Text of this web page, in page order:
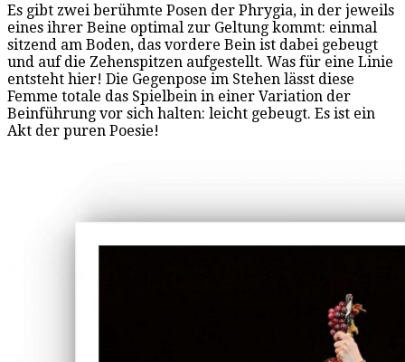
Es gibt zwei berühmte Posen der Phrygia, in der jeweils
eines ihrer Beine optimal zur Geltung kommt: einmal
sitzend am Boden, das vordere Bein ist dabei gebeugt
und auf die Zehenspitzen aufgestellt. Was für eine Linie
entsteht hier! Die Gegenpose im Stehen lässt diese
Femme totale das Spielbein in einer Variation der
Beinführung vor sich halten: leicht gebeugt. Es ist ein
Akt der puren Poesie!